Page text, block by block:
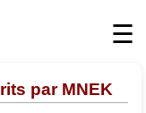
☰
par MNEK